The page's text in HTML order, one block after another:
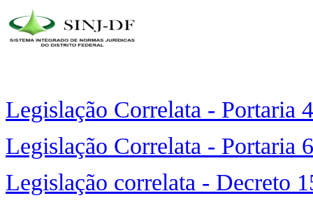
Legislação Correlata - Portaria
Legislação Correlata - Portaria
Legislação correlata - Decreto